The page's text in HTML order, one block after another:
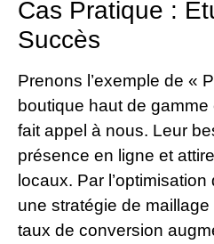
Cas Pratique :
Succès
Prenons l’exemple de «
boutique haut de
fait appel à nous. Leur
présence en ligne et
locaux. Par
une stratégie de
taux de conversion